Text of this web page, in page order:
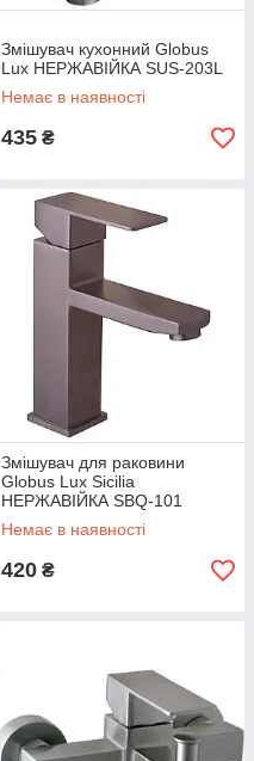
Змішувач кухонний Globus
Lux НЕРЖАВІЙКА SUS-203L
Немає в наявності
435 ₴
Змішувач для раковини
Globus Lux Sicilia
НЕРЖАВІЙКА SBQ-101
Немає в наявності
420 ₴